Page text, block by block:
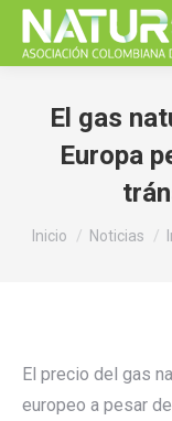
El gas
Europa
Estás aquí:
Inicio Noticias
El precio del gas
europeo a pesar